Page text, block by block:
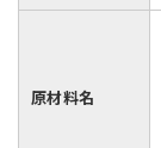
原材料名